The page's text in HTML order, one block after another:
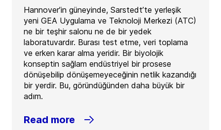
Hannover’in güneyinde, Sarstedt’te yerleşik
yeni GEA Uygulama ve Teknoloji Merkezi (ATC)
ne bir teşhir salonu ne de bir yedek
laboratuvardır. Burası test etme, veri toplama
ve erken karar alma yeridir. Bir biyolojik
konseptin sağlam endüstriyel bir prosese
dönüşebilip dönüşemeyeceğinin netlik kazandığı
bir yerdir. Bu, göründüğünden daha büyük bir
adım.
Read more